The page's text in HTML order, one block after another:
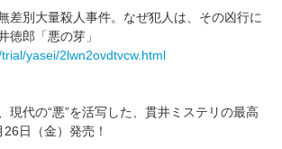
差別大量殺人事件。なぜ犯人は、その凶行に
郎「悪の芽」
yasei/2lwn2ovdtvcw.html
現代の“悪”を活写した、貫井ミステリの最高
日（金）発売！